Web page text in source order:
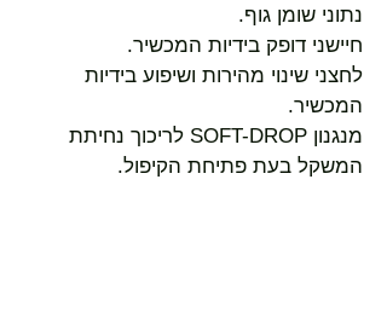
נתוני שומן גוף.
חיישני דופק בידיות המכשיר.
לחצני שינוי מהירות ושיפוע בידיות
המכשיר.
מנגנון SOFT-DROP לריכוך נחיתת
המשקל בעת פתיחת הקיפול.